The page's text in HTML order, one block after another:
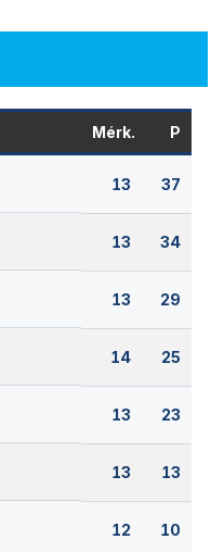
Mérk. P
13 37
13 34
13 29
14 25
13 23
13 13
12 10